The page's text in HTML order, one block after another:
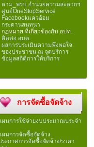
ตาม_พรบ.อำนวยความสะดวกฯ
ศูนย์OneStopService
Facebookแควอ้อม
กระดานสนทนา
กฏหมาย ที่เกี่ยวข้องกับ อปท.
ติดต่อ อบต.
ผลการประเมินความพึงพอใจ
ของประชาชน ณ จุดบริการ
ข้อมูลสถิติการให้บริการ
การจัดซื้อจัดจ้าง
ผนการใช้จ่ายงบประมาณประจำ
ผนการจัดซื้อจัดจ้าง
ระกาศการจัดซื้อจัดจ้าง/ราคา